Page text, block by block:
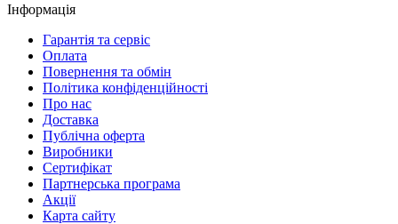
Інформація
Гарантія та сервіс
Оплата
Повернення та обмін
Політика конфіденційності
Про нас
Доставка
Публічна оферта
Виробники
Сертифікат
Партнерська програма
Акції
Карта сайту